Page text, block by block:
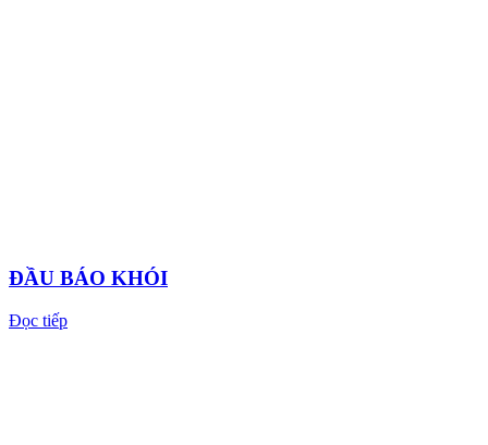
ĐẦU BÁO KHÓI
Đọc tiếp